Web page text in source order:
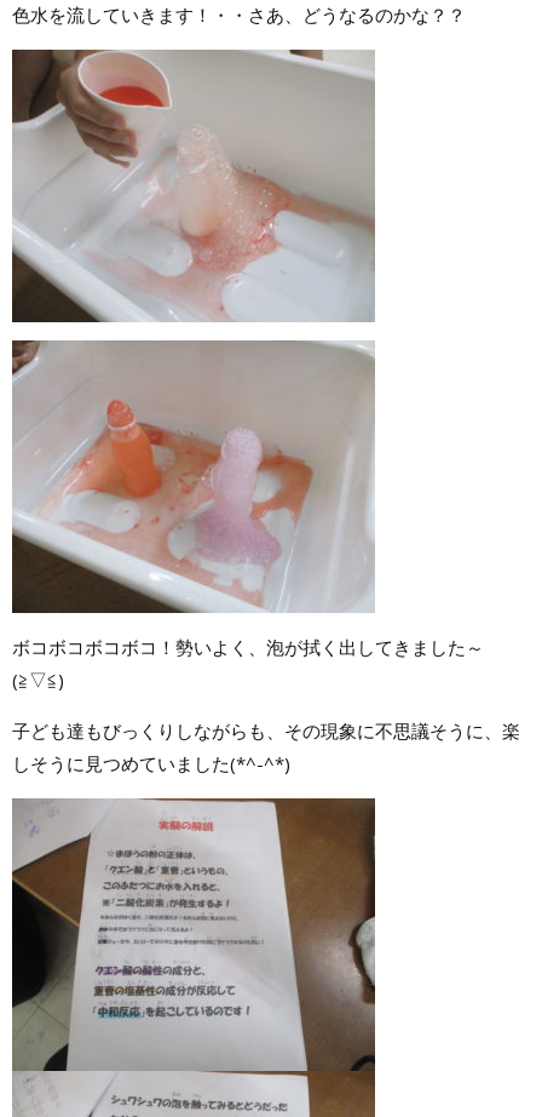
色水を流していきます！・・さあ、どうなるのかな？？
ボコボコボコボコ！勢いよく、泡が拭く出してきました～
(≧▽≦)
子ども達もびっくりしながらも、その現象に不思議そうに、楽
しそうに見つめていました(*^-^*)